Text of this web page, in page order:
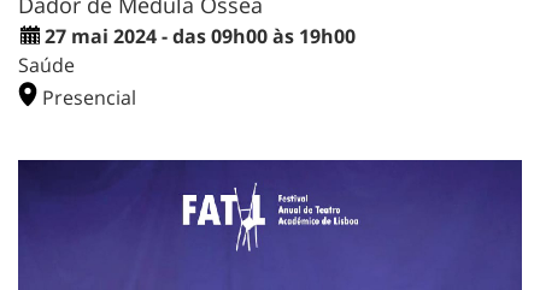
27 mai 2024 - das 09h00 às 19h00
Saúde
Presencial